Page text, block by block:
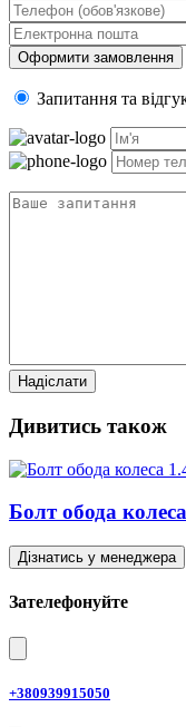
Запитання та
Дивитись також
Болт обода
Дізнатись у менеджера
Зателефонуйте
+380939915050